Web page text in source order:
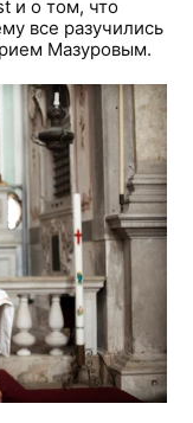
и о том, что
все разучились
Мазуровым.